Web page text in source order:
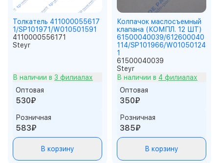
Толкатель 411000055617
1/SP101971/W010501591
4110000556171
Steyr
В наличии в 3 филиалах
Оптовая
530₽
Розничная
583₽
В корзину
Колпачок маслосъемный
клапана (КОМПЛ. 12 ШТ)
61500040039/612600040
114/SP101966/W01050124
1
61500040039
Steyr
В наличии в 4 филиалах
Оптовая
350₽
Розничная
385₽
В корзину